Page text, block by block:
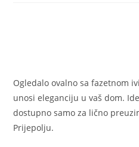
Ogledalo ovalno sa fazetnom
unosi eleganciju u vaš dom.
dostupno samo za lično
Prijepolju.